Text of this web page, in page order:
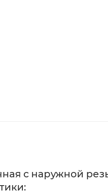
с наружной